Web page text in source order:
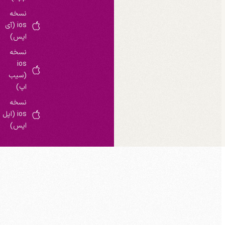
نسخه
ios (آی
اپس)
نسخه
ios
(سیب
اپ)
نسخه
ios (اپل
اپس)